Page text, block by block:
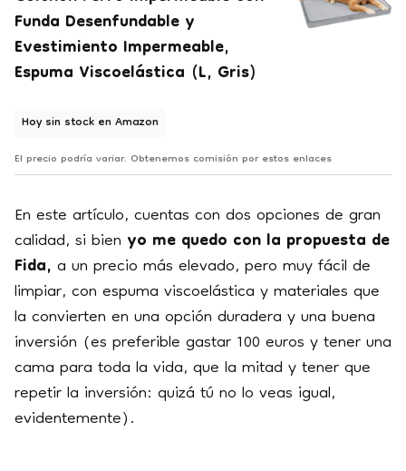
Funda Desenfundable y
Evestimiento Impermeable,
Espuma Viscoelástica (L, Gris)
Hoy sin stock en Amazon
El precio podría variar. Obtenemos comisión por estos enlaces
En este artículo, cuentas con dos opciones de gran
calidad, si bienyo me quedo con la propuesta de
Fida,a un precio más elevado, pero muy fácil de
limpiar, con espuma viscoelástica y materiales que
la convierten en una opción duradera y una buena
inversión (es preferible gastar 100 euros y tener una
cama para toda la vida, que la mitad y tener que
repetir la inversión: quizá tú no lo veas igual,
evidentemente).